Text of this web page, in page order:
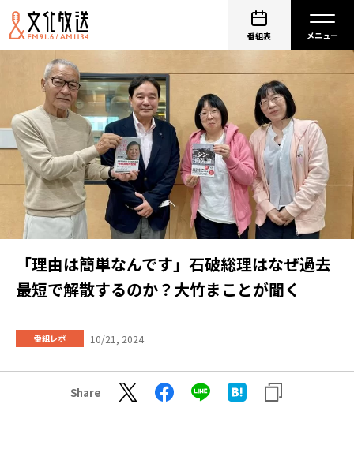
番組表
「理由は簡単なんです」石破総理はなぜ過去
最短で解散するのか？大竹まことが聞く
番組レポ 10/21, 2024
Share